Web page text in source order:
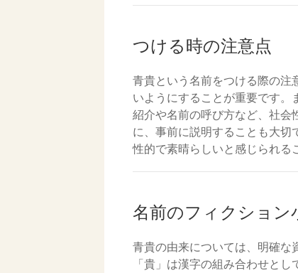
つける時の注意点
青貴という名前をつける際の注
いようにすることが重要です。
紹介や名前の呼び方など、社会
に、事前に説明することも大切
性的で素晴らしいと感じられる
名前のフィクション
青貴の由来については、明確な
「貴」は漢字の組み合わせと